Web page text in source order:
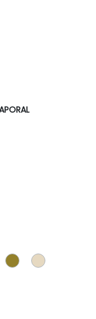
KAKI BEIGE